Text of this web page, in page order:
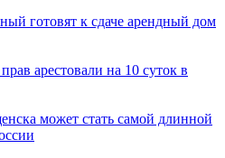
готовят к сдаче арендный дом
арестовали на 10 суток в
может стать самой длинной